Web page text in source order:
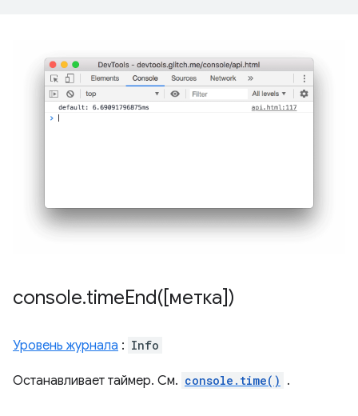
console.timeEnd([метка])
Уровень журнала : Info
Останавливает таймер. См. console.time() .